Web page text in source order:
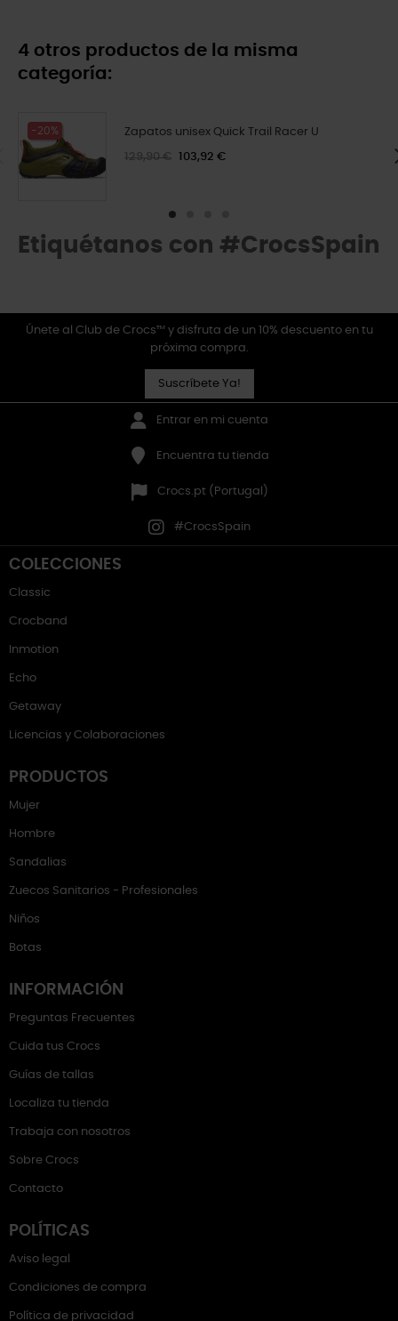
4 otros productos de la misma
categoría:
-20% Zapatos unisex Quick Trail Racer U
129,90 € 103,92 €
Etiquétanos con #CrocsSpain
Únete al Club de Crocs™ y disfruta de un 10% descuento en tu
próxima compra.
Suscríbete Ya!
Entrar en mi cuenta
Encuentra tu tienda
Crocs.pt (Portugal)
#CrocsSpain
COLECCIONES
Classic
Crocband
Inmotion
Echo
Getaway
Licencias y Colaboraciones
PRODUCTOS
Mujer
Hombre
Sandalias
Zuecos Sanitarios - Profesionales
Niños
Botas
INFORMACIÓN
Preguntas Frecuentes
Cuida tus Crocs
Guías de tallas
Localiza tu tienda
Trabaja con nosotros
Sobre Crocs
Contacto
POLÍTICAS
Aviso legal
Condiciones de compra
Política de privacidad